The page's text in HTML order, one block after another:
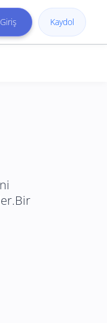
Giriş Kaydol